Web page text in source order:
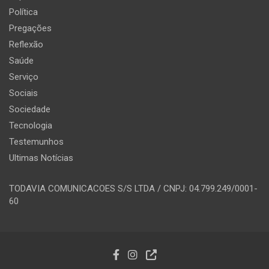
Política
Pregações
Reflexão
Saúde
Serviço
Sociais
Sociedade
Tecnologia
Testemunhos
Ultimas Notícias
TODAVIA COMUNICACOES S/S LTDA / CNPJ: 04.799.249/0001-
60